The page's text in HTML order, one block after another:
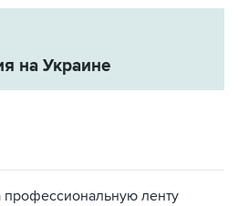
на Украине
профессиональную ленту